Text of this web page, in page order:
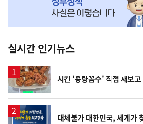
뉴
스
실시간 인기뉴스
치킨 '용량꼼수' 직접 재보고
대체불가 대한민국, 세계가